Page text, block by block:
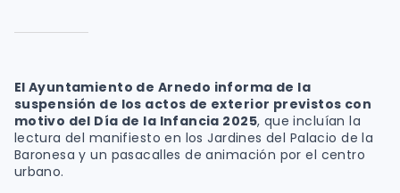
El Ayuntamiento de Arnedo informa de la
suspensión de los actos de exterior previstos con
motivo del Día de la Infancia 2025, que incluían la
lectura del manifiesto en los Jardines del Palacio de la
Baronesa y un pasacalles de animación por el centro
urbano.